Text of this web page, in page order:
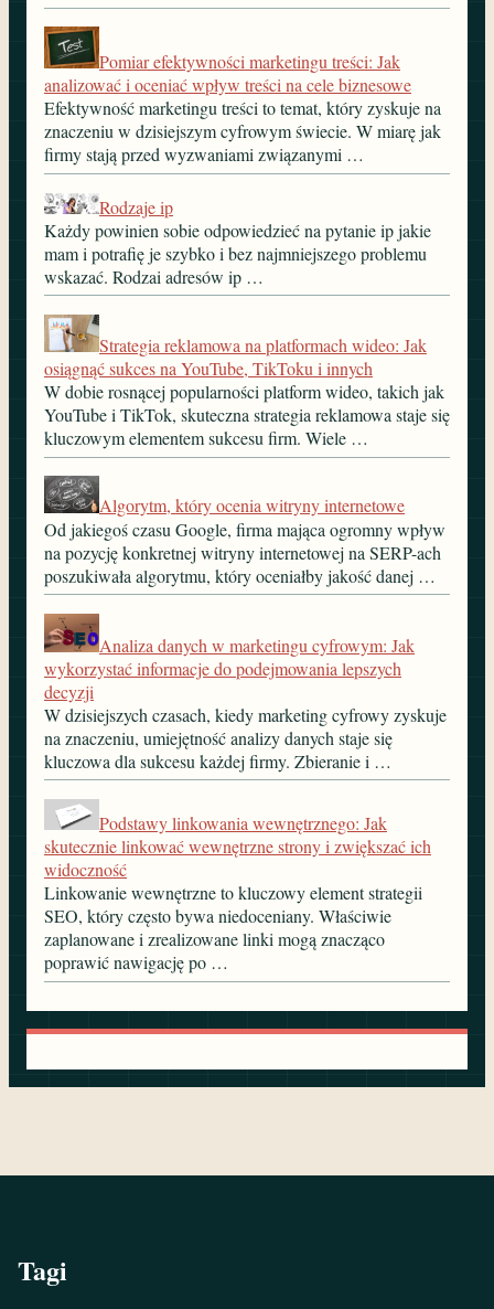
Pomiar efektywności marketingu treści: Jak
analizować i oceniać wpływ treści na cele biznesowe
Efektywność marketingu treści to temat, który zyskuje na
znaczeniu w dzisiejszym cyfrowym świecie. W miarę jak
firmy stają przed wyzwaniami związanymi …
Rodzaje ip
Każdy powinien sobie odpowiedzieć na pytanie ip jakie
mam i potrafię je szybko i bez najmniejszego problemu
wskazać. Rodzai adresów ip …
Strategia reklamowa na platformach wideo: Jak
osiągnąć sukces na YouTube, TikToku i innych
W dobie rosnącej popularności platform wideo, takich jak
YouTube i TikTok, skuteczna strategia reklamowa staje się
kluczowym elementem sukcesu firm. Wiele …
Algorytm, który ocenia witryny internetowe
Od jakiegoś czasu Google, firma mająca ogromny wpływ
na pozycję konkretnej witryny internetowej na SERP-ach
poszukiwała algorytmu, który oceniałby jakość danej …
Analiza danych w marketingu cyfrowym: Jak
wykorzystać informacje do podejmowania lepszych
decyzji
W dzisiejszych czasach, kiedy marketing cyfrowy zyskuje
na znaczeniu, umiejętność analizy danych staje się
kluczowa dla sukcesu każdej firmy. Zbieranie i …
Podstawy linkowania wewnętrznego: Jak
skutecznie linkować wewnętrzne strony i zwiększać ich
widoczność
Linkowanie wewnętrzne to kluczowy element strategii
SEO, który często bywa niedoceniany. Właściwie
zaplanowane i zrealizowane linki mogą znacząco
poprawić nawigację po …
Tagi